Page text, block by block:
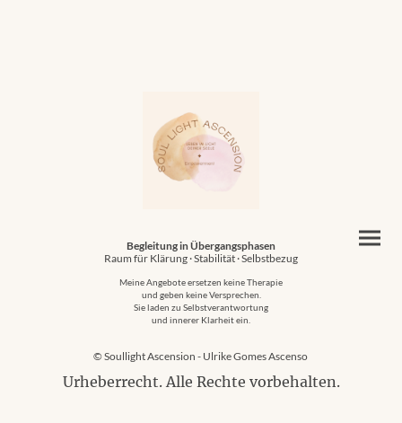
Begleitung in Übergangsphasen
Raum für Klärung · Stabilität · Selbstbezug
Meine Angebote ersetzen keine Therapie
und geben keine Versprechen.
Sie laden zu Selbstverantwortung
und innerer Klarheit ein.
© Soullight Ascension - Ulrike Gomes Ascenso
Urheberrecht. Alle Rechte vorbehalten.